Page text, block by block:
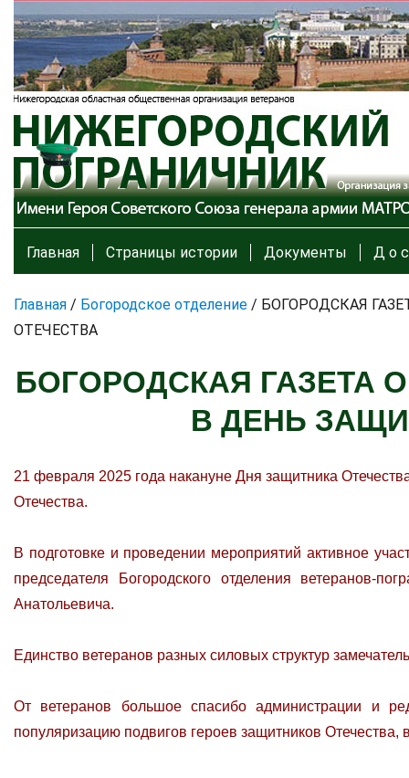
Главная Страницы истории Документы Д о с
Главная / Богородское отделение / БОГОРОДСКАЯ
ОТЕЧЕСТВА
БОГОРОДСКАЯ ГАЗЕТА
В ДЕНЬ
21 февраля 2025 года накануне Дня защитника
Отечества.
В подготовке и проведении мероприятий активное
председателя Богородского отделения ветеранов-
Анатольевича.
Единство ветеранов разных силовых структур
От ветеранов большое спасибо администрации и
популяризацию подвигов героев защитников